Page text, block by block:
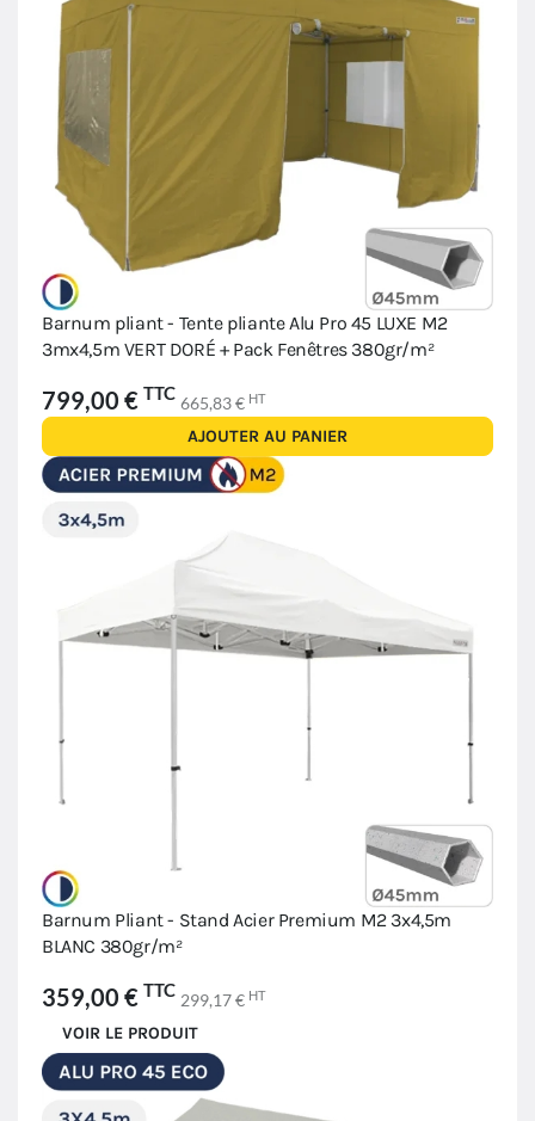
Barnum pliant - Tente pliante Alu Pro 45 LUXE M2
3mx4,5m VERT DORÉ + Pack Fenêtres 380gr/m²
799,00 € TTC 665,83 € HT
AJOUTER AU PANIER
Barnum Pliant - Stand Acier Premium M2 3x4,5m
BLANC 380gr/m²
359,00 € TTC 299,17 € HT
VOIR LE PRODUIT